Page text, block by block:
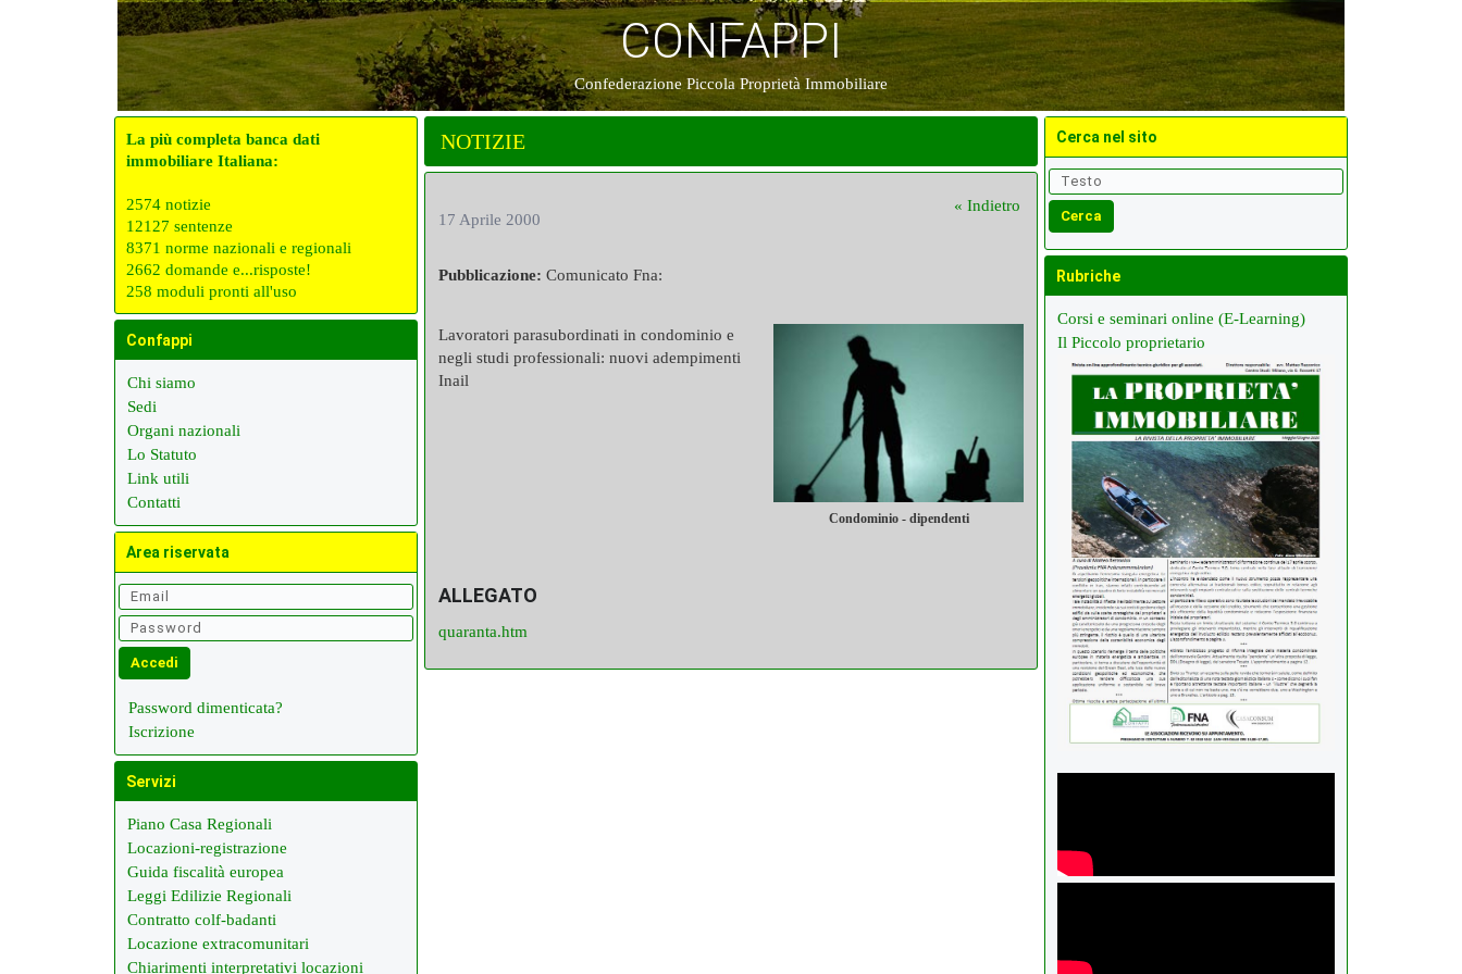
CONFAPPI
Confederazione Piccola Proprietà Immobiliare
La più completa banca dati
immobiliare Italiana:
2574 notizie
12127 sentenze
8371 norme nazionali e regionali
2662 domande e...risposte!
258 moduli pronti all'uso
Confappi
Chi siamo
Sedi
Organi nazionali
Lo Statuto
Link utili
Contatti
Area riservata
Password dimenticata?
Iscrizione
Servizi
Piano Casa Regionali
Locazioni-registrazione
Guida fiscalità europea
Leggi Edilizie Regionali
Contratto colf-badanti
Locazione extracomunitari
Chiarimenti interpretativi locazioni
NOTIZIE
« Indietro
17 Aprile 2000
Pubblicazione: Comunicato Fna:
Condominio - dipendenti
Lavoratori parasubordinati in condominio e
negli studi professionali: nuovi adempimenti
Inail
ALLEGATO
quaranta.htm
Cerca nel sito
Rubriche
Corsi e seminari online (E-Learning)
Il Piccolo proprietario